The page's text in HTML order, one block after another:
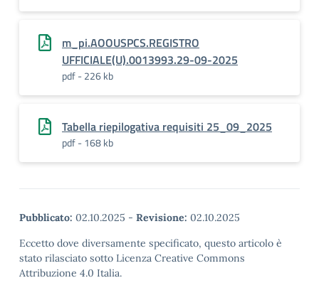
m_pi.AOOUSPCS.REGISTRO
UFFICIALE(U).0013993.29-09-2025
pdf - 226 kb
Tabella riepilogativa requisiti 25_09_2025
pdf - 168 kb
Pubblicato: 02.10.2025 - Revisione: 02.10.2025
Eccetto dove diversamente specificato, questo articolo è
stato rilasciato sotto Licenza Creative Commons
Attribuzione 4.0 Italia.